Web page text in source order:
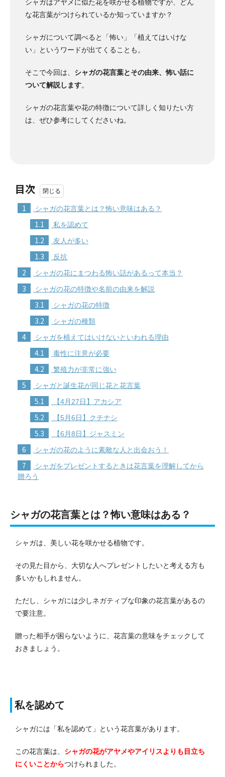
シャガはアヤメに似た花を咲かせる植物ですが、どん
な花言葉がつけられているか知っていますか？
シャガについて調べると「怖い」「植えてはいけな
い」というワードが出てくることも。
そこで今回は、 シャガの花言葉とその由来、怖い話に
ついて解説します。
シャガの花言葉や花の特徴について詳しく知りたい方
は、ぜひ参考にしてくださいね。
目次
1 シャガの花言葉とは？怖い意味はある？
1.1 私を認めて
1.2 友人が多い
1.3 反抗
2 シャガの花にまつわる怖い話があるって本当？
3 シャガの花の特徴や名前の由来を解説
3.1 シャガの花の特徴
3.2 シャガの種類
4 シャガを植えてはいけないといわれる理由
4.1 毒性に注意が必要
4.2 繁殖力が非常に強い
5 シャガと誕生花が同じ花と花言葉
5.1 【4月27日】アカシア
5.2 【5月6日】クチナシ
5.3 【6月8日】ジャスミン
6 シャガの花のように素敵な人と出会おう！
7
シャガをプレゼントするときは花言葉を理解してから
贈ろう
シャガの花言葉とは？怖い意味はある？
シャガは、美しい花を咲かせる植物です。
その見た目から、大切な人へプレゼントしたいと考える方も
多いかもしれません。
ただし、シャガには少しネガティブな印象の花言葉があるの
で要注意。
贈った相手が困らないように、花言葉の意味をチェックして
おきましょう。
私を認めて
シャガには「私を認めて」という花言葉があります。
この花言葉は、 シャガの花がアヤメやアイリスよりも目立ち
にくいことからつけられました。